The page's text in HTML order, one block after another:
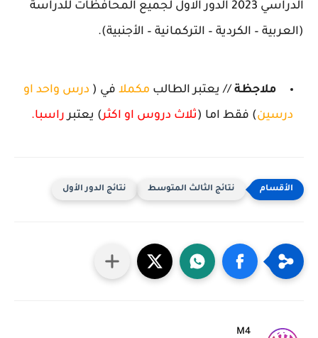
الدراسي 2023 الدور الاول لجميع المحافظات للدراسة
(العربية – الكردية – التركمانية – الأجنبية).
ملاجظة // يعتبر الطالب مكملا في ( درس واحد او
درسين) فقط اما (ثلاث دروس او اكثر) يعتبرراسبا.
نتائج الثالث المتوسط نتائج الدور الأول
M4